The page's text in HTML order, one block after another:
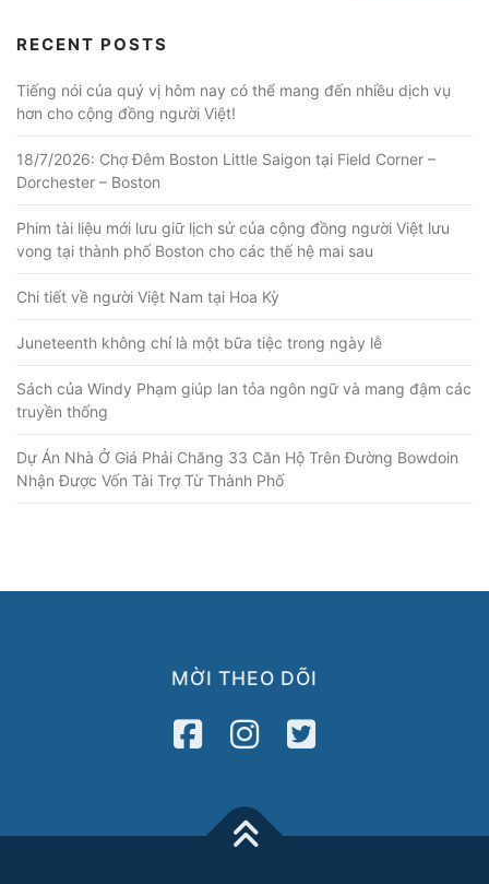
RECENT POSTS
Tiếng nói của quý vị hôm nay có thể mang đến nhiều dịch vụ
hơn cho cộng đồng người Việt!
18/7/2026: Chợ Đêm Boston Little Saigon tại Field Corner –
Dorchester – Boston
Phim tài liệu mới lưu giữ lịch sử của cộng đồng người Việt lưu
vong tại thành phố Boston cho các thế hệ mai sau
Chi tiết về người Việt Nam tại Hoa Kỳ
Juneteenth không chỉ là một bữa tiệc trong ngày lễ
Sách của Windy Phạm giúp lan tỏa ngôn ngữ và mang đậm các
truyền thống
Dự Án Nhà Ở Giá Phải Chăng 33 Căn Hộ Trên Đường Bowdoin
Nhận Được Vốn Tài Trợ Từ Thành Phố
MỜI THEO DÕI